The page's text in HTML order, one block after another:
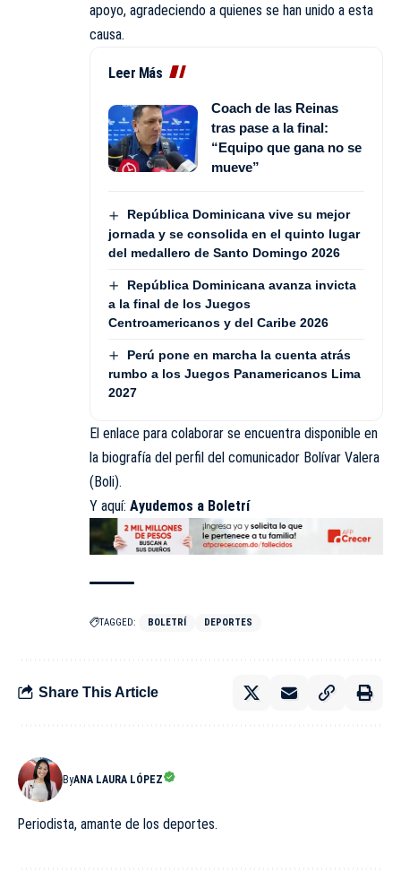
apoyo, agradeciendo a quienes se han unido a esta
causa.
Leer Más
Coach de las Reinas
tras pase a la final:
“Equipo que gana no se
mueve”
República Dominicana vive su mejor
jornada y se consolida en el quinto lugar
del medallero de Santo Domingo 2026
República Dominicana avanza invicta
a la final de los Juegos
Centroamericanos y del Caribe 2026
Perú pone en marcha la cuenta atrás
rumbo a los Juegos Panamericanos Lima
2027
El enlace para colaborar se encuentra disponible en
la biografía del perfil del comunicador Bolívar Valera
(Boli).
Y aquí: Ayudemos a Boletrí
TAGGED: BOLETRÍ DEPORTES
Share This Article
ByANA LAURA LÓPEZ
Periodista, amante de los deportes.